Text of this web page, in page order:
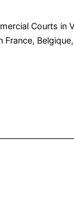
Courts in